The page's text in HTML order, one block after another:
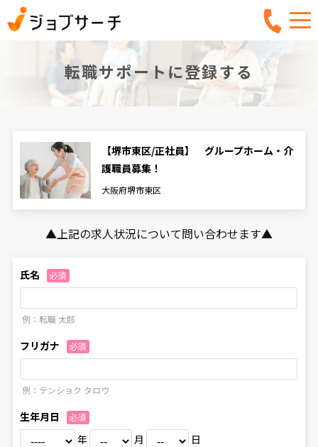
転職サポートに登録する
【堺市東区/正社員】 グループホーム・介
護職員募集！
大阪府堺市東区
▲上記の求人状況について問い合わせます▲
⽒名 必須
例：転職 太郎
フリガナ 必須
例：テンショク タロウ
生年月日 必須
年 月 日